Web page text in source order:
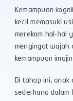
Kemampuan
kecil memasuki
merekam hal-hal
mengingat wajah
kemampuan
Di tahap ini, anak
sederhana dalam